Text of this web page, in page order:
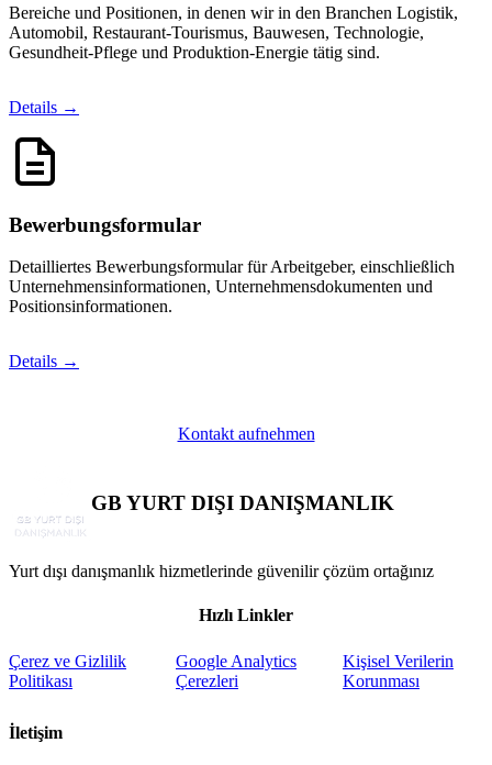
Bereiche und Positionen, in denen wir in den Branchen Logistik,
Automobil, Restaurant-Tourismus, Bauwesen, Technologie,
Gesundheit-Pflege und Produktion-Energie tätig sind.
Details →
Bewerbungsformular
Detailliertes Bewerbungsformular für Arbeitgeber, einschließlich
Unternehmensinformationen, Unternehmensdokumenten und
Positionsinformationen.
Details →
Kontakt aufnehmen
GB YURT DIŞI DANIŞMANLIK
Yurt dışı danışmanlık hizmetlerinde güvenilir çözüm ortağınız
Hızlı Linkler
Çerez ve Gizlilik
Politikası
Google Analytics
Çerezleri
Kişisel Verilerin
Korunması
İletişim